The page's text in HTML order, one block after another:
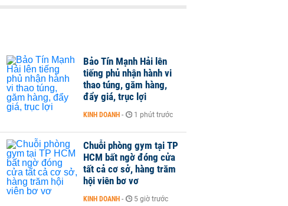
Bảo Tín Mạnh Hải lên
tiếng phủ nhận hành vi
thao túng, găm hàng,
đẩy giá, trục lợi
KINH DOANH - 1 phút trước
Chuỗi phòng gym tại TP
HCM bất ngờ đóng cửa
tất cả cơ sở, hàng trăm
hội viên bơ vơ
KINH DOANH - 5 giờ trước